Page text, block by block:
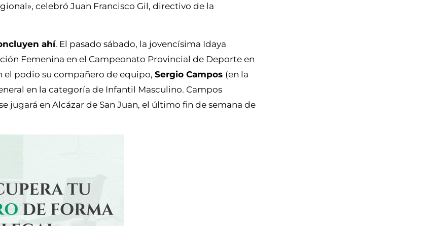
celebró Juan Francisco Gil, directivo de la
ahí. El pasado sábado, la jovencísima Idaya
Femenina en el Campeonato Provincial de Deporte en
el podio su compañero de equipo, Sergio Campos (en la
en la categoría de Infantil Masculino. Campos
jugará en Alcázar de San Juan, el último fin de semana de